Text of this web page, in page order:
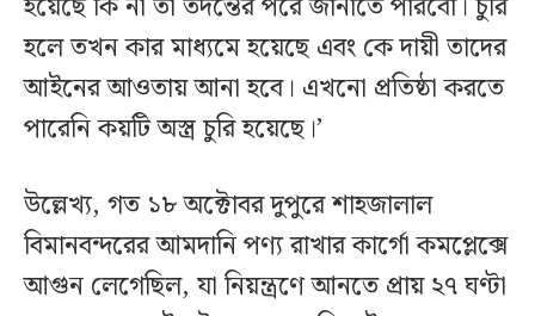
হলে তখন কার মাধ্যমে হয়েছে এবং কে দায়ী তাদের
আইনের আওতায় আনা হবে। এখনো প্রতিষ্ঠা করতে
পারেনি কয়টি অস্ত্র চুরি হয়েছে।’
উল্লেখ্য, গত ১৮ অক্টোবর দুপুরে শাহজালাল
বিমানবন্দরের আমদানি পণ্য রাখার কার্গো কমপ্লেক্সে
আগুন লেগেছিল, যা নিয়ন্ত্রণে আনতে প্রায় ২৭ ঘণ্টা